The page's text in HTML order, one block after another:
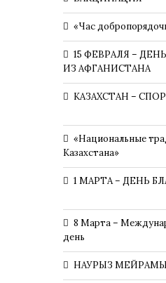
«Час
15 ФЕВРАЛЯ –
ИЗ АФГАНИСТАНА
КАЗАХСТАН –
«Национальные
Казахстана»
1 МАРТА – ДЕНЬ
8 Марта –
день
НАУРЫЗ МЕЙРАМЫ